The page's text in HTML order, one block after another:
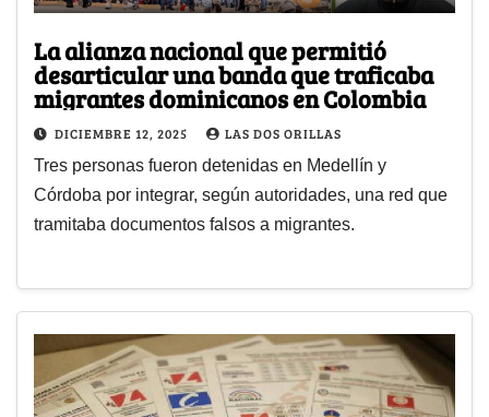
La alianza nacional que permitió
desarticular una banda que traficaba
migrantes dominicanos en Colombia
DICIEMBRE 12, 2025 LAS DOS ORILLAS
Tres personas fueron detenidas en Medellín y
Córdoba por integrar, según autoridades, una red que
tramitaba documentos falsos a migrantes.